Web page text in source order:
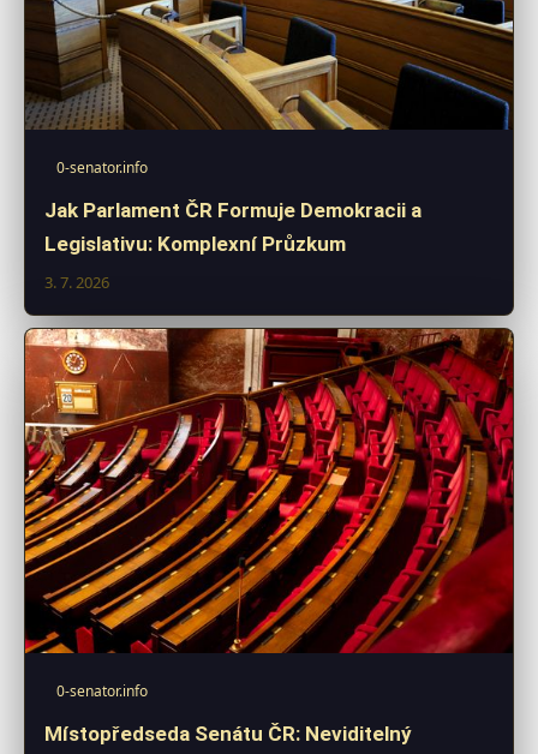
0-senator.info
Jak Parlament ČR Formuje Demokracii a
Legislativu: Komplexní Průzkum
3. 7. 2026
0-senator.info
Místopředseda Senátu ČR: Neviditelný